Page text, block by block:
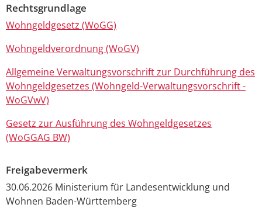
Rechtsgrundlage
Wohngeldgesetz (WoGG)
Wohngeldverordnung (WoGV)
Allgemeine Verwaltungsvorschrift zur Durchführung des
Wohngeldgesetzes (Wohngeld-Verwaltungsvorschrift -
WoGVwV)
Gesetz zur Ausführung des Wohngeldgesetzes
(WoGGAG BW)
Freigabevermerk
30.06.2026 Ministerium für Landesentwicklung und
Wohnen Baden-Württemberg